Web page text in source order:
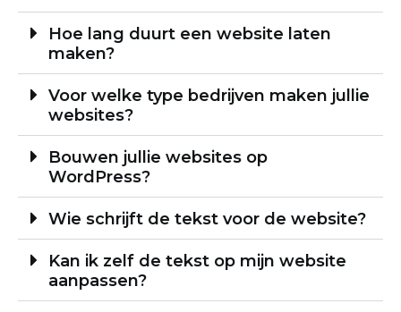
Hoe lang duurt een website laten
maken?
Voor welke type bedrijven maken jullie
websites?
Bouwen jullie websites op
WordPress?
Wie schrijft de tekst voor de website?
Kan ik zelf de tekst op mijn website
aanpassen?